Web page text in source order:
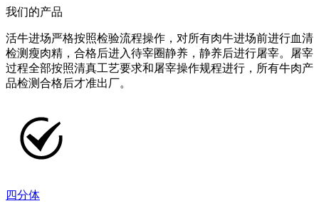
我们的产品
活牛进场严格按照检验流程操作，对所有肉牛进场前进行血清
检测瘦肉精，合格后进入待宰圈静养，静养后进行屠宰。屠宰
过程全部按照清真工艺要求和屠宰操作规程进行，所有牛肉产
品检测合格后才准出厂。
四分体